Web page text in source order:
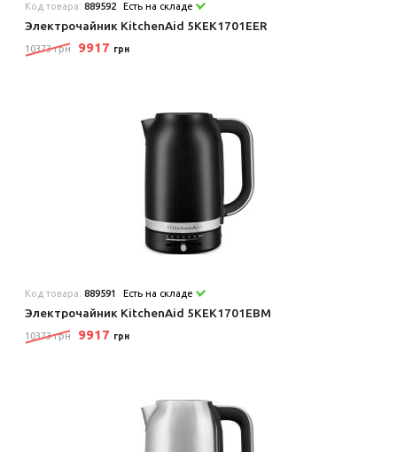
Код товара:889592 Есть на складе
Электрочайник KitchenAid 5KEK1701EER
10373 грн 9917 грн
Код товара:889591 Есть на складе
Электрочайник KitchenAid 5KEK1701EBM
10373 грн 9917 грн